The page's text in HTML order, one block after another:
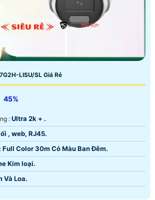
LISU/SL Giá Rẻ
45%
: Ultra 2k + .
, web, RJ45.
💡 Hình ảnh ban đêm : Full Color 30m Có Màu Ban Ðêm.
Kim loại.
Và Loa.